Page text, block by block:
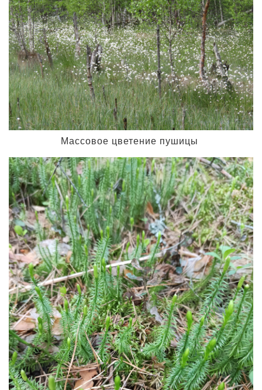
Массовое цветение пушицы